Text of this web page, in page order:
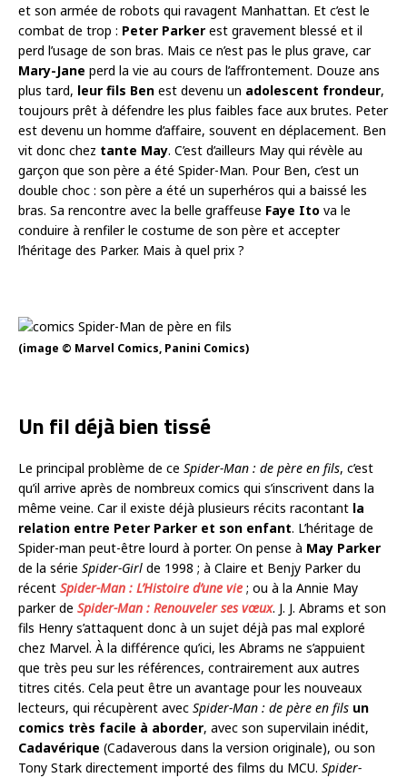
et son armée de robots qui ravagent Manhattan. Et c’est le
combat de trop : Peter Parker est gravement blessé et il
perd l’usage de son bras. Mais ce n’est pas le plus grave, car
Mary-Jane perd la vie au cours de l’affrontement. Douze ans
plus tard, leur fils Ben est devenu un adolescent frondeur,
toujours prêt à défendre les plus faibles face aux brutes. Peter
est devenu un homme d’affaire, souvent en déplacement. Ben
vit donc chez tante May. C’est d’ailleurs May qui révèle au
garçon que son père a été Spider-Man. Pour Ben, c’est un
double choc : son père a été un superhéros qui a baissé les
bras. Sa rencontre avec la belle graffeuse Faye Ito va le
conduire à renfiler le costume de son père et accepter
l’héritage des Parker. Mais à quel prix ?
(image © Marvel Comics, Panini Comics)
Un fil déjà bien tissé
Le principal problème de ce Spider-Man : de père en fils, c’est
qu’il arrive après de nombreux comics qui s’inscrivent dans la
même veine. Car il existe déjà plusieurs récits racontant la
relation entre Peter Parker et son enfant. L’héritage de
Spider-man peut-être lourd à porter. On pense à May Parker
de la série Spider-Girl de 1998 ; à Claire et Benjy Parker du
récent Spider-Man : L’Histoire d’une vie ; ou à la Annie May
parker de Spider-Man : Renouveler ses vœux. J. J. Abrams et son
fils Henry s’attaquent donc à un sujet déjà pas mal exploré
chez Marvel. À la différence qu’ici, les Abrams ne s’appuient
que très peu sur les références, contrairement aux autres
titres cités. Cela peut être un avantage pour les nouveaux
lecteurs, qui récupèrent avec Spider-Man : de père en fils un
comics très facile à aborder, avec son supervilain inédit,
Cadavérique (Cadaverous dans la version originale), ou son
Tony Stark directement importé des films du MCU. Spider-